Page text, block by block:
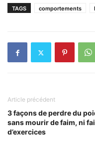
TAGS comportements
Article précédent
3 façons de perdre du
sans mourir de faim, ni
d’exercices